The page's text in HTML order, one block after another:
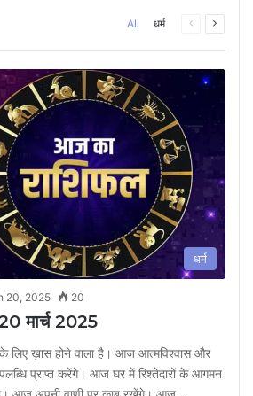
All धर्म
Previous
Next
धर्म
20, 2025 20
मार्च 2025
लिए ख़ास होने वाला है। आज आत्मविश्वास और
प्राप्त करेंगे। आज घर में रिश्तेदारों के आगमन